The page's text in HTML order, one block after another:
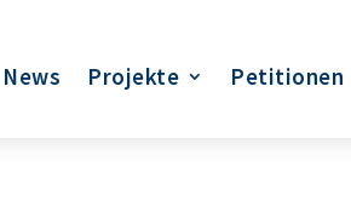
News Projekte Petitionen